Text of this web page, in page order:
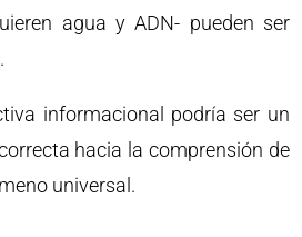
agua y ADN- pueden ser
informacional podría ser un
hacia la comprensión de
universal.